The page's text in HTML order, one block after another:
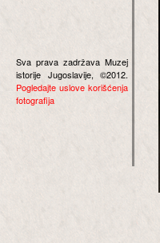
Sva prava zadržava Muzej
istorije Jugoslavije, ©2012.
Pogledajte uslove korišćenja
fotografija